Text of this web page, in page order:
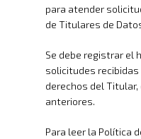
para atender
de Titulares de
Se debe registrar el
solicitudes recibidas
derechos del
anteriores.
Para leer la Política